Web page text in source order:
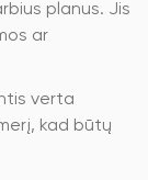
planus. Jis
ar
verta
kad būtų